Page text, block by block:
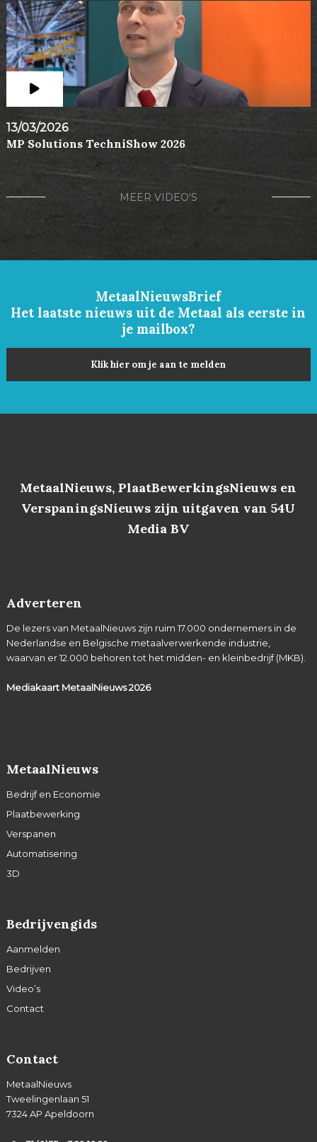
13/03/2026
MP Solutions TechniShow 2026
MEER VIDEO'S
MetaalNieuwsBrief
Het laatste nieuws uit de Metaal als eerste in
je mailbox?
Klik hier om je aan te melden
MetaalNieuws, PlaatBewerkingsNieuws en
VerspaningsNieuws zijn uitgaven van 54U
Media BV
Adverteren
De lezers van MetaalNieuws zijn ruim 17.000 ondernemers in de
Nederlandse en Belgische metaalverwerkende industrie,
waarvan er 12.000 behoren tot het midden- en kleinbedrijf (MKB).
Mediakaart MetaalNieuws2026
MetaalNieuws
Bedrijf en Economie
Plaatbewerking
Verspanen
Automatisering
3D
Bedrijvengids
Aanmelden
Bedrijven
Video’s
Contact
Contact
MetaalNieuws
Tweelingenlaan 51
7324 AP Apeldoorn